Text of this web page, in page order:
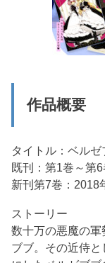
作品概要
タイトル：ベルゼ
既刊：第1巻～第6
新刊第7巻：2018
ストーリー
数十万の悪魔の
ブブ。その近侍